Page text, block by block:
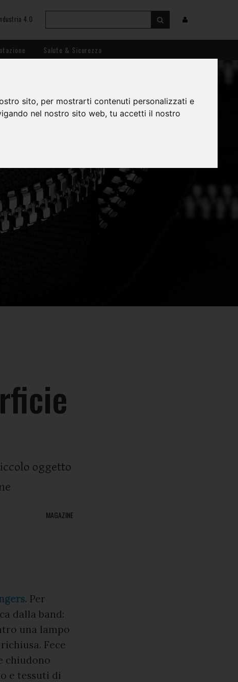
sito, per mostrarti contenuti personalizzati e
nel nostro sito web, tu accetti il nostro
4.0
Salute & Sicurezza
oggetto
MAGAZINE
. Per
dalla band:
una lampo
Fece
chiudono
e tessuti di